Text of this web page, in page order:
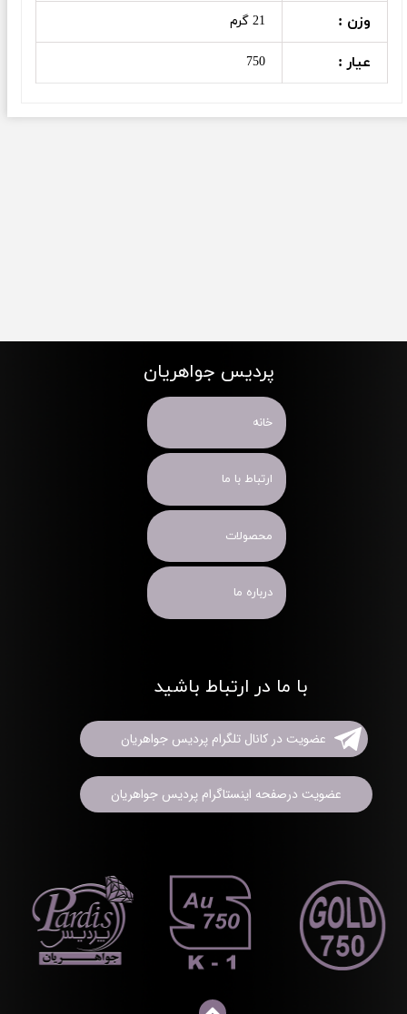
وزن : 21 گرم
عیار : 750
پردیس جواهریان
خانه
ارتباط با ما
محصولات
درباره ما
با ما در ارتباط باشید
عضویت در کانال تلگرام پردیس جواهریان
عضویت درصفحه اینستاگرام پردیس جواهریان